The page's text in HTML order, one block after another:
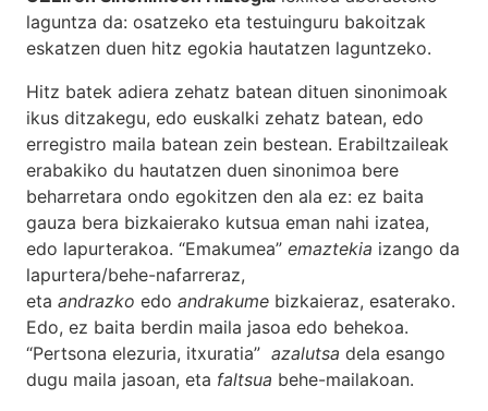
laguntza da: osatzeko eta testuinguru bakoitzak
eskatzen duen hitz egokia hautatzen laguntzeko.
Hitz batek adiera zehatz batean dituen sinonimoak
ikus ditzakegu, edo euskalki zehatz batean, edo
erregistro maila batean zein bestean. Erabiltzaileak
erabakiko du hautatzen duen sinonimoa bere
beharretara ondo egokitzen den ala ez: ez baita
gauza bera bizkaierako kutsua eman nahi izatea,
edo lapurterakoa. “Emakumea” emaztekia izango da
lapurtera/behe-nafarreraz,
eta andrazko edo andrakume bizkaieraz, esaterako.
Edo, ez baita berdin maila jasoa edo behekoa.
“Pertsona elezuria, itxuratia” azalutsa dela esango
dugu maila jasoan, eta faltsua behe-mailakoan.